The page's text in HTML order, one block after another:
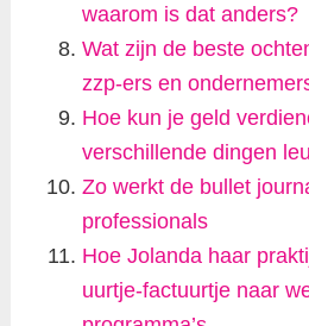
waarom is dat anders?
Wat zijn de beste
zzp-ers en
Hoe kun je geld
verschillende dingen
Zo werkt de bullet
professionals
Hoe Jolanda haar
uurtje-factuurtje naar